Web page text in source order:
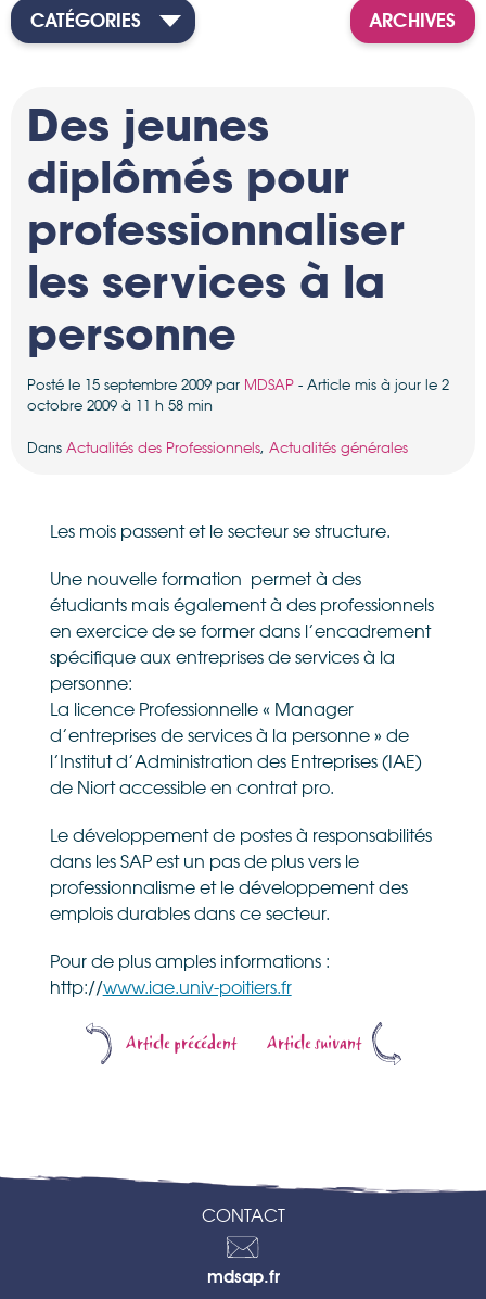
CATÉGORIES ARCHIVES
Des jeunes
diplômés pour
professionnaliser
les services à la
personne
Posté le 15 septembre 2009 par MDSAP - Article mis à jour le 2
octobre 2009 à 11 h 58 min
Dans Actualités des Professionnels, Actualités générales
Les mois passent et le secteur se structure.
Une nouvelle formation permet à des
étudiants mais également à des professionnels
en exercice de se former dans l’encadrement
spécifique aux entreprises de services à la
personne:
La licence Professionnelle « Manager
d’entreprises de services à la personne » de
l’Institut d’Administration des Entreprises (IAE)
de Niort accessible en contrat pro.
Le développement de postes à responsabilités
dans les SAP est un pas de plus vers le
professionnalisme et le développement des
emplois durables dans ce secteur.
Pour de plus amples informations :
http://www.iae.univ-poitiers.fr
Article précédent Article suivant
CONTACT
Contactez-
mdsap.fr